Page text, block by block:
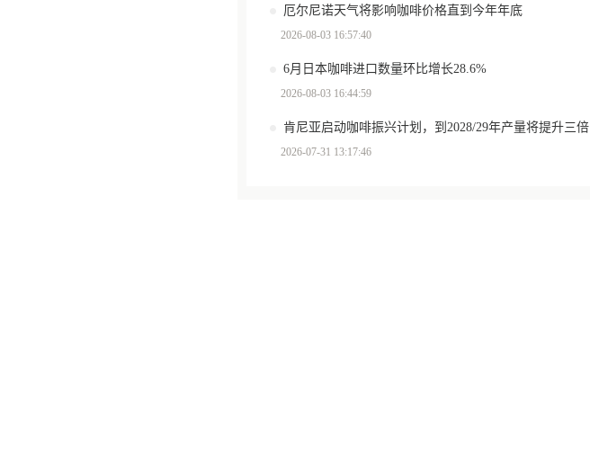
厄尔尼诺天气将影响咖啡价格直到今年年底
2026-08-03 16:57:40
6月日本咖啡进口数量环比增长28.6%
2026-08-03 16:44:59
肯尼亚启动咖啡振兴计划，到2028/29年产量将提升三倍
2026-07-31 13:17:46